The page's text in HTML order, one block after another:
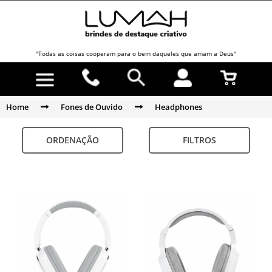
"Todas as coisas cooperam para o bem daqueles que amam a Deus"
Home Fones de Ouvido Headphones
ORDENAÇÃO FILTROS